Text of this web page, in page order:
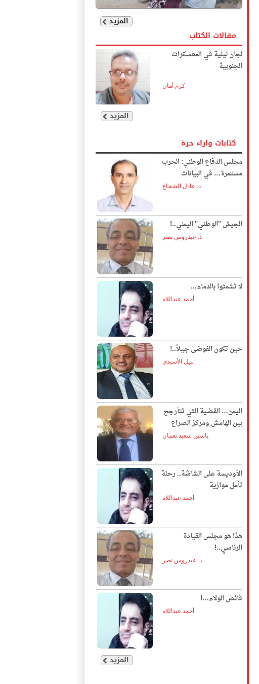
المزيد
مقالات الكتاب
لجان ليلية في المعسكرات
الجنوبية
كرم أمان
المزيد
كتابات واراء حرة
مجلس الدفاع الوطني: الحرب
مستمرة… في البيانات
د. عادل الشجاع
الجيش "الوطني" اليمني..!
د. عيدروس نصر
لا تشمتوا بالدماء…
أحمد عبداللاه
حين تكون الفوضى جيلاً..!
نبيل الأسيدي
اليمن… القضية التي تتأرجح
بين الهامش ومركز الصراع
ياسين سعيد نعمان
الأوديسة على الشاشة.. رحلة
تأمل موازية
أحمد عبداللاه
هذا هو مجلس القيادة
الرئاسي..!
د. عيدروس نصر
فائض الولاء…!
أحمد عبداللاه
المزيد